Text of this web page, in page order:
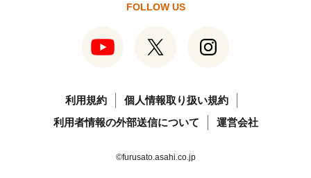
FOLLOW US
利用規約
個人情報取り扱い規約
利用者情報の外部送信について
運営会社
©furusato.asahi.co.jp